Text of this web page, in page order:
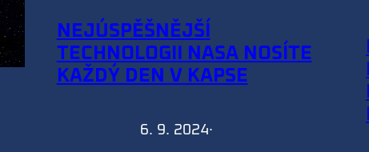
NEJÚSPĚŠNĚJŠÍ
TECHNOLOGII NASA NOSÍTE
KAŽDÝ DEN V KAPSE
6. 9. 2024·